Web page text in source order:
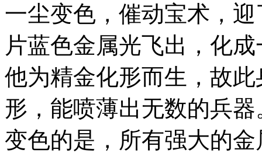
一尘变色，催动宝术，
片蓝色金属光飞出，化
他为精金化形而生，故
形，能喷薄出无数的兵
变色的是，所有强大的